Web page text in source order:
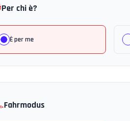
Per chi è?
È per me
Fahrmodus